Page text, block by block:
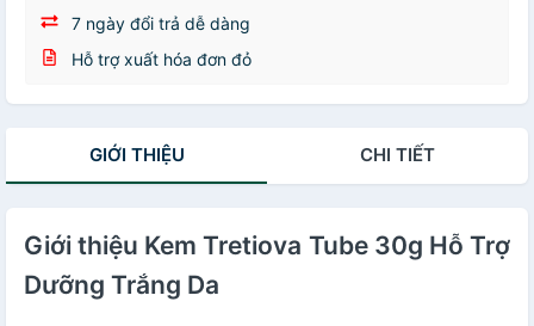
7 ngày đổi trả dễ dàng
Hỗ trợ xuất hóa đơn đỏ
GIỚI THIỆU CHI TIẾT
Giới thiệu Kem Tretiova Tube 30g Hỗ Trợ
Dưỡng Trắng Da